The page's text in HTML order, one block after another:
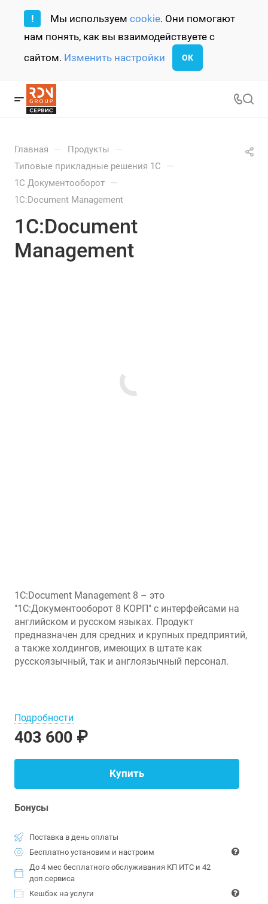
! Мы используем cookie. Они помогают
нам понять, как вы взаимодействуете с
сайтом. Изменить настройки ОК
Главная — Продукты —
Типовые прикладные решения 1С —
1С Документооборот —
1С:Document Management
1С:Document
Management
1C:Document Management 8 – это
"1С:Документооборот 8 КОРП" с интерфейсами на
английском и русском языках. Продукт
предназначен для средних и крупных предприятий,
а также холдингов, имеющих в штате как
русскоязычный, так и англоязычный персонал.
Подробности
403 600 ₽
Купить
Бонусы
Поставка в день оплаты
Бесплатно установим и настроим
До 4 мес бесплатного обслуживания КП ИТС и 42
доп.сервиса
Кешбэк на услуги